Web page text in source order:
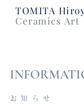
​TOMITA
Ceramics Art
お知らせ